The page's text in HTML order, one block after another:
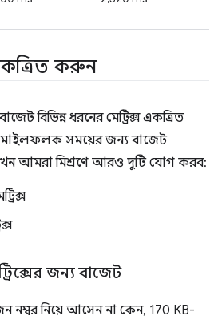
একত্রিত করুন
বিভিন্ন ধরনের মেট্রিক্স একত্রিত
মাইলফলক সময়ের জন্য বাজেট
আমরা মিশ্রণে আরও দুটি যোগ করব:
জন্য বাজেট
নম্বর নিয়ে আসেন না কেন, 170 KB-